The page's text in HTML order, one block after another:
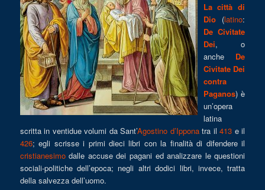
La città di
Dio(latino:
De Civitate
Dei, o
anche De
Civitate Dei
contra
Paganos) è
un’opera
latina
scritta in ventidue volumi da Sant’Agostino d’Ipponatra il413 e il
426; egli scrisse i primi dieci libri con la finalità di difendere il
cristianesimodalle accuse dei pagani ed analizzare le questioni
sociali-politiche dell’epoca; negli altri dodici libri, invece, tratta
della salvezza dell’uomo.